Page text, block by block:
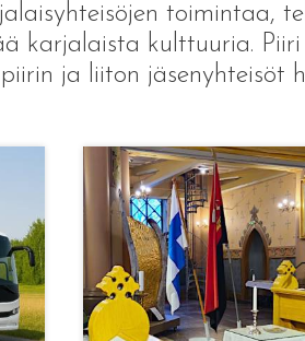
toimintaa,
karjalaista kulttuuria.
ja liiton